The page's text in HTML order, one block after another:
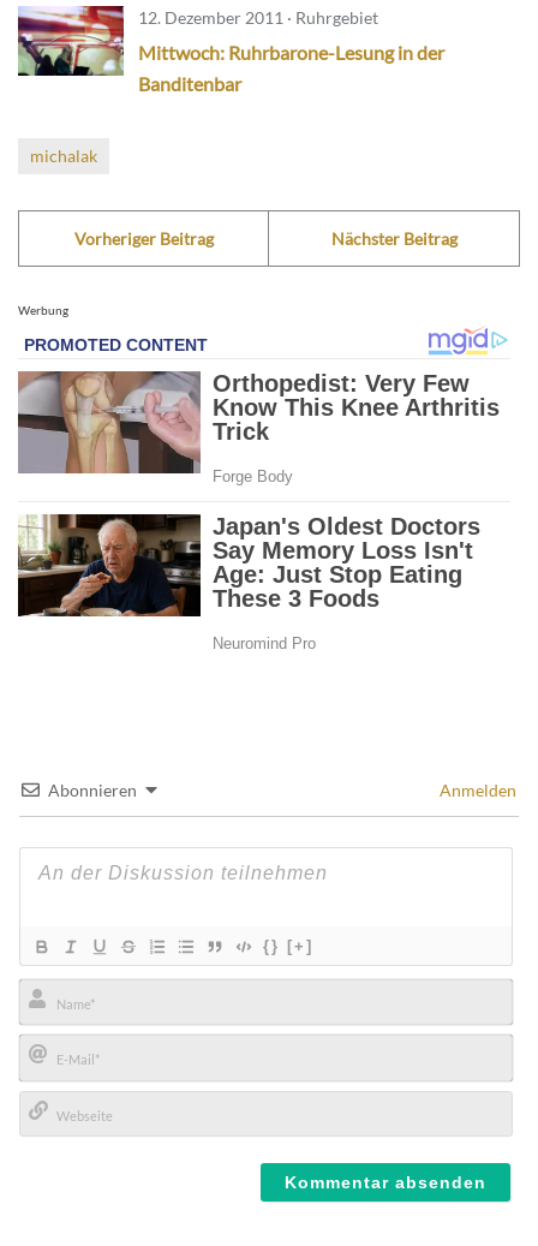
12. Dezember 2011 · Ruhrgebiet
Mittwoch: Ruhrbarone-Lesung in der
Banditenbar
michalak
Vorheriger Beitrag Nächster Beitrag
Werbung
Abonnieren Anmelden
{} [+]
Name*
E-
Mail*